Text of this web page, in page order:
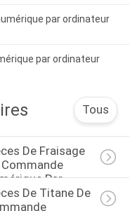
par ordinateur
par ordinateur
Tous
De Fraisage
Commande
Par
De Titane De